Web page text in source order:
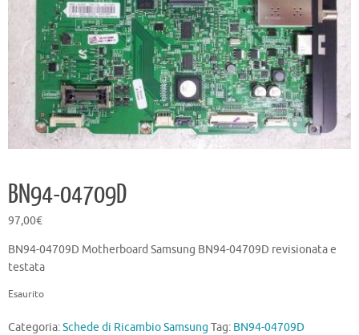
BN94-04709D
97,00€
BN94-04709D Motherboard Samsung BN94-04709D revisionata e
testata
Esaurito
Categoria:Schede di Ricambio Samsung Tag: BN94-04709D